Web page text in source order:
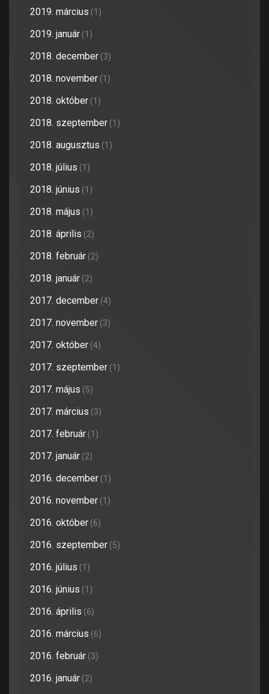
2019. március (1)
2019. január (1)
2018. december (3)
2018. november (1)
2018. október (1)
2018. szeptember (1)
2018. augusztus (1)
2018. július (1)
2018. június (1)
2018. május (1)
2018. április (2)
2018. február (2)
2018. január (2)
2017. december (4)
2017. november (3)
2017. október (4)
2017. szeptember (1)
2017. május (5)
2017. március (3)
2017. február (1)
2017. január (2)
2016. december (1)
2016. november (1)
2016. október (6)
2016. szeptember (5)
2016. július (1)
2016. június (1)
2016. április (6)
2016. március (6)
2016. február (3)
2016. január (2)